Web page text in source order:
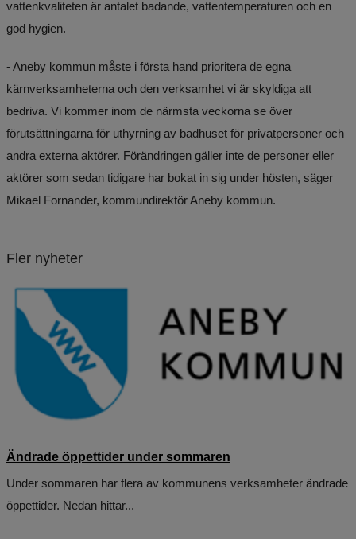
vattenkvaliteten är antalet badande, vattentemperaturen och en
god hygien.
­­- Aneby kommun måste i första hand prioritera de egna
kärnverksamheterna och den verksamhet vi är skyldiga att
bedriva. Vi kommer inom de närmsta veckorna se över
förutsättningarna för uthyrning av badhuset för privatpersoner och
andra externa aktörer. Förändringen gäller inte de personer eller
aktörer som sedan tidigare har bokat in sig under hösten, säger
Mikael Fornander, kommundirektör Aneby kommun.
Fler nyheter
Ändrade öppettider under sommaren
Under sommaren har flera av kommunens verksamheter ändrade
öppettider. Nedan hittar...